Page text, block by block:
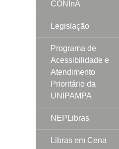
CONInA
Legislação
Programa de
Acessibilidade e
Atendimento
Prioritário da
UNIPAMPA
NEPLibras
Libras em Cena